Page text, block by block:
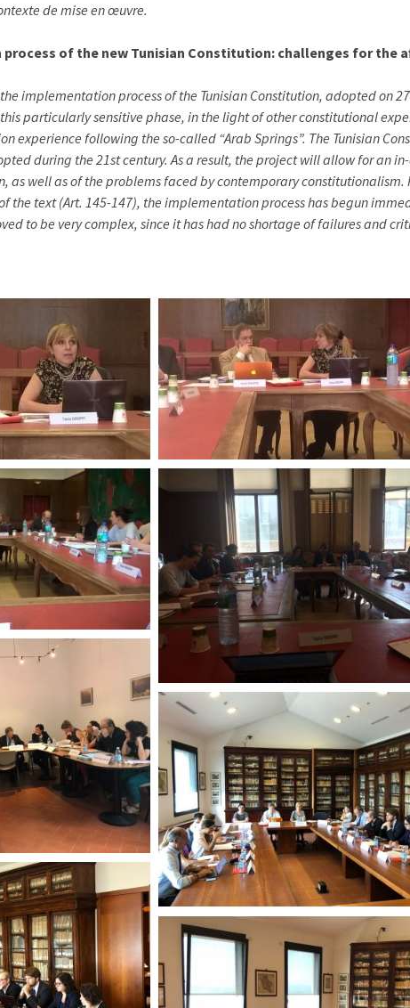
de mise en œuvre.
of the new Tunisian Constitution: challenges for the
implementation process of the Tunisian Constitution, adopted on
particularly sensitive phase, in the light of other constitutional
experience following the so-called “Arab Springs”. The Tunisian
during the 21st century. As a result, the project will allow for an
as well as of the problems faced by contemporary
the text (Art. 145-147), the implementation process has begun
to be very complex, since it has had no shortage of failures and